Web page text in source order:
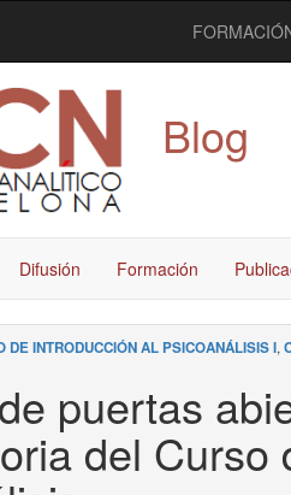
Blog
Difusión Formación
DE INTRODUCCIÓN AL PSICOANÁLISIS I,
puertas
del Curso